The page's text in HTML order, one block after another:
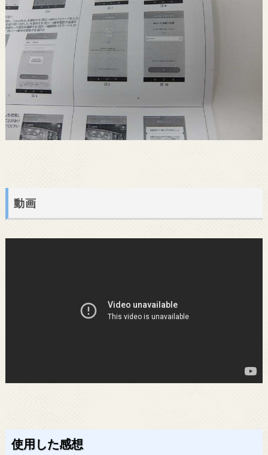
動画
使用した感想